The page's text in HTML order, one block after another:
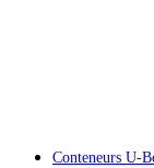
Conteneurs U-